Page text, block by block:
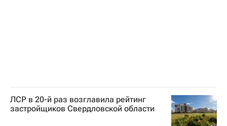
ЛСР в 20-й раз возглавила рейтинг
застройщиков Свердловской области